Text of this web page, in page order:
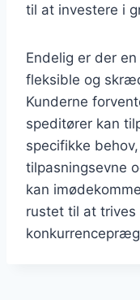
til at investere i
Endelig er der
fleksible og
Kunderne
speditører kan
specifikke
tilpasningsevne
kan
rustet til at trives